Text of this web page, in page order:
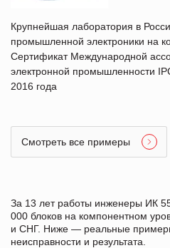
Крупнейшая лаборатория в
промышленной электроники на
Сертификат Международной
электронной промышленности
2016 года
Смотреть все примеры
За 13 лет работы инженеры ИК
000 блоков на компонентном
и СНГ. Ниже — реальные
неисправности и результата.